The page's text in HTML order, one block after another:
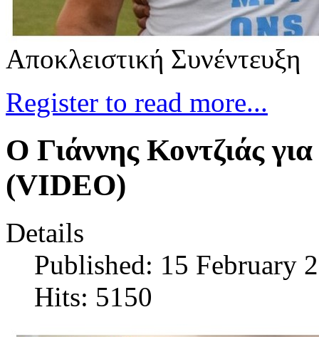
Αποκλειστική Συνέντευξη
Register to read more...
Ο Γιάννης Κοντζιάς
(VIDEO)
Details
Published: 15 February
Hits: 5150